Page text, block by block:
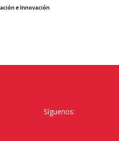
e Innovación
Síguenos: